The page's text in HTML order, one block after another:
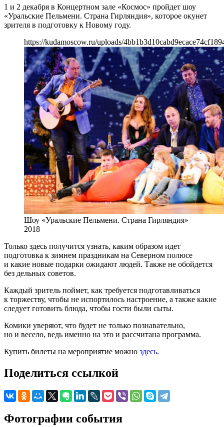
1 и 2 декабря в Концертном зале «Космос» пройдет шоу
«Уральские Пельмени. Страна Гирляндия», которое окунет
зрителя в подготовку к Новому году.
https://kudamoscow.ru/uploads/
Шоу «Уральские Пельмени. Страна Гирляндия»
2018
Только здесь получится узнать, каким образом идет
подготовка к зимнем праздникам на Северном полюсе
и какие новые подарки ожидают людей. Также не обойдется
без дельных советов.
Каждый зритель поймет, как требуется подготавливаться
к торжеству, чтобы не испортилось настроение, а также какие
следует готовить блюда, чтобы гости были сыты.
Комики уверяют, что будет не только познавательно,
но и весело, ведь именно на это и рассчитана программа.
Купить билеты на мероприятие можно здесь.
Поделиться ссылкой
Фотографии события